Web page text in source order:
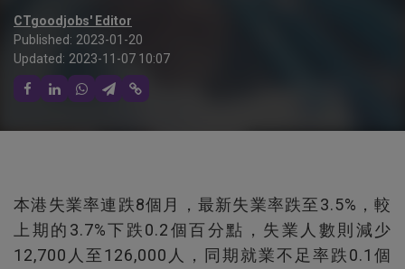
CTgoodjobs' Editor
Published: 2023-01-20
Updated: 2023-11-07 10:07
本港失業率連跌8個月，最新失業率跌至3.5%，較
上期的3.7%下跌0.2個百分點，失業人數則減少
12,700人至126,000人，同期就業不足率跌0.1個